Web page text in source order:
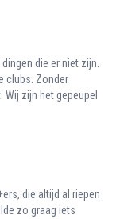
die er niet zijn.
clubs. Zonder
zijn het gepeupel
die altijd al riepen
zo graag iets